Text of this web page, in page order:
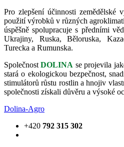
Pro zlepšení účinnosti zemědělské
použití výrobků v různých
úspěšně spolupracuje s předními
Ukrajiny, Ruska, Běloruska,
Turecka a Rumunska.
SpolečnostDOLINA se projevila
stará o ekologickou bezpečnost,
stimulátorů růstu rostlin a hnojiv
společnosti získali důvěru a výsoké
Dolina-Agro
+420 792 315 302